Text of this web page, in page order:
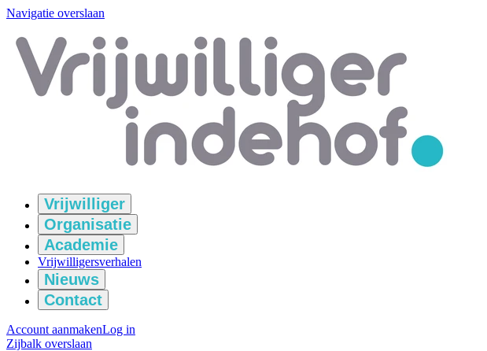
Navigatie overslaan
Vrijwilliger
Organisatie
Academie
Vrijwilligersverhalen
Nieuws
Contact
Account aanmakenLog in
Zijbalk overslaan